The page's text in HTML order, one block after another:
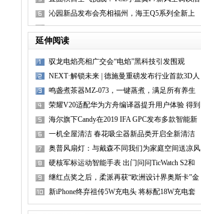
换新“氧”护全
沁园新品发布会亮相福州，海王Q5系列全新上
市！
延伸阅读
驭龙电焰亮相广交会“电焰”黑科技引发围观
NEXT·解锁未来 | 德施曼重磅发布行业首款3D人
脸识别智能
鸣盏煮茶器MZ-073，一键蒸煮，满足所有养生
需求
荣耀V20适配华为方舟编译器提升用户体验 得到
用户口碑认可
海尔旗下Candy在2019 IFA GPC发布多款智能新
品
一机全屋清洁 春花吸尘器新品类开启全新清洁
革命
奥普风扇灯：与戴森不同我们为家庭空间送凉风
硬核军标运动智能手表 出门问问TicWatch S2和
E2正式发布
继红点奖之后，柔派再获“欧洲设计界奥斯卡”金
奖
新iPhone终弃祖传5W充电头 将标配18W充电套
装